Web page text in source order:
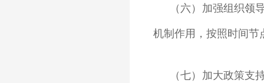
（六）加强组织
机制作用，按照时间节
（七）加大政策